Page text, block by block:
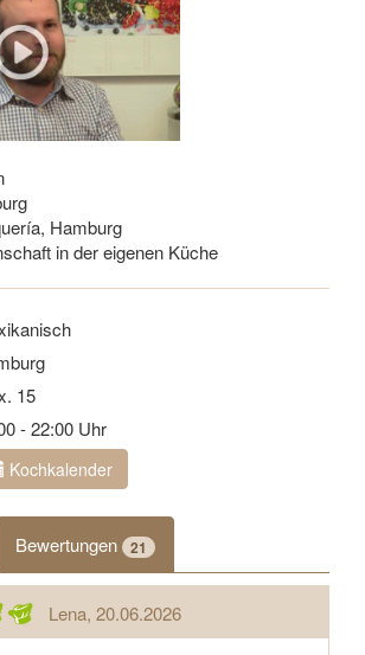
Hamburg
in der eigenen Küche
15
- 22:00 Uhr
Kochkalender
Bewertungen 21
Lena, 20.06.2026